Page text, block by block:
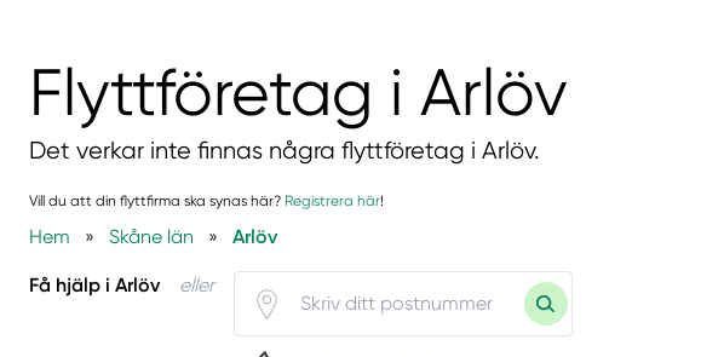
Flyttföretag i Arlöv
Det verkar inte finnas några flyttföretag i Arlöv.
Vill du att din flyttfirma ska synas här? Registrera här!
Hem » Skåne län » Arlöv
Få hjälp i Arlöv eller